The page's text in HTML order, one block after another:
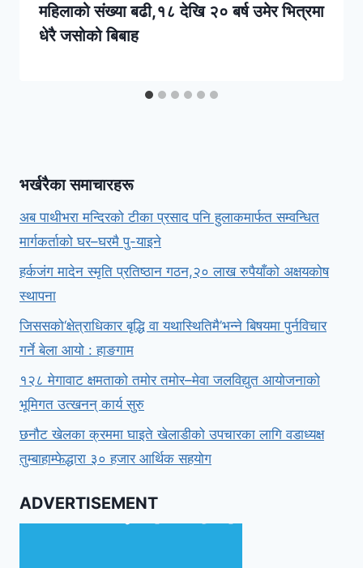
महिलाको संख्या बढी,१८ देखि २० बर्ष उमेर भित्रमा
धेरै जसोको बिबाह
भर्खरैका समाचारहरू
अब पाथीभरा मन्दिरको टीका प्रसाद पनि हुलाकमार्फत सम्वन्धित
मार्गकर्ताको घर–घरमै पु-याइने
हर्कजंग मादेन स्मृति प्रतिष्ठान गठन,२० लाख रुपैयाँको अक्षयकोष
स्थापना
जिससको‘क्षेत्राधिकार बृद्धि वा यथास्थितिमै’भन्ने बिषयमा पुर्नविचार
गर्ने बेला आयो : हाङगाम
१२८ मेगावाट क्षमताको तमोर तमोर–मेवा जलविद्युत आयोजनाको
भूमिगत उत्खनन् कार्य सुरु
छनौट खेलका क्रममा घाइते खेलाडीको उपचारका लागि वडाध्यक्ष
तुम्बाहाम्फेद्धारा ३० हजार आर्थिक सहयोग
ADVERTISEMENT